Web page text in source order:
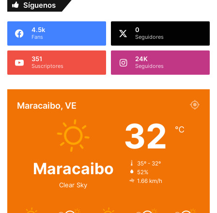
Síguenos
4.5k
Fans
0
Seguidores
351
Suscriptores
24K
Seguidores
Maracaibo, VE
Maracaibo
Clear Sky
32 ℃
35º - 32º
52%
1.66 km/h